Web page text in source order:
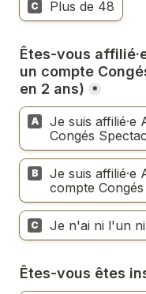
C Plus de 48
Êtes-vous
un compte
en 2 ans)
*
A
Je suis affilié·e
Congés
B
Je suis affilié·e
compte
C Je n'ai ni l'un
Êtes-vous êtes